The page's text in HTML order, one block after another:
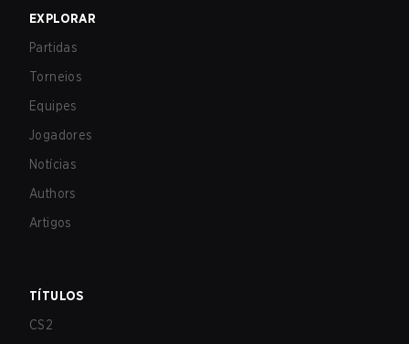
EXPLORAR
Partidas
Torneios
Equipes
Jogadores
Notícias
Authors
Artigos
TÍTULOS
CS2